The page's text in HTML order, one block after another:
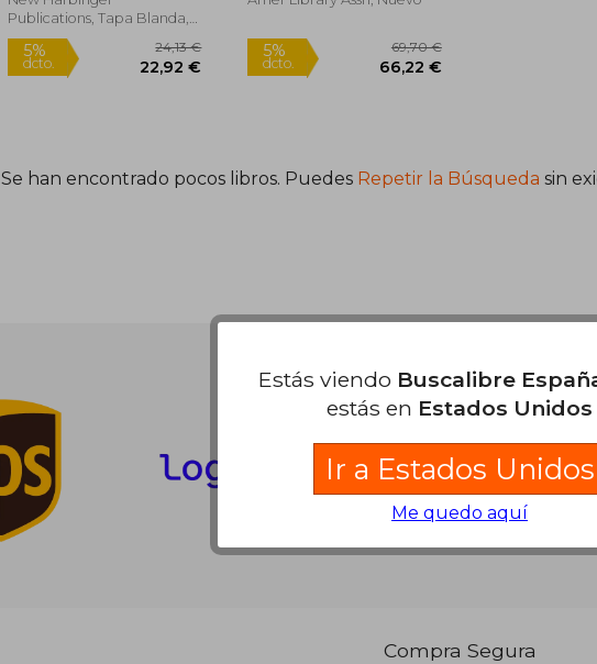
Publications, Tapa Blanda,
Nuevo
Se han encontrado pocos libros. Puedes Repetir la Búsqueda sin
Partners Logísticos
Compra Segura
Estás viendo Buscalibre
estás en Estados Unidos
Ir a Estados Unidos
Me quedo aquí